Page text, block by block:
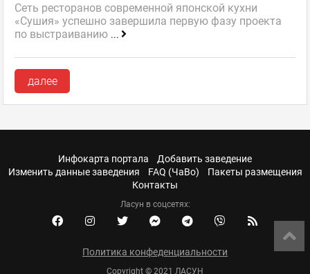
Сеть ресторанов современной японской кухни
«Сушия» успешно завершила первую фазу проекта
по выстраиванию ...
далее
Инфокарта портала
Добавить заведение
Изменить данные заведения
FAQ (ЧаВо)
Пакеты размещения
Контакты
Ласун в соцсетях:
Политика конфеденциальности
Copyright © 2021 ЛАСУН